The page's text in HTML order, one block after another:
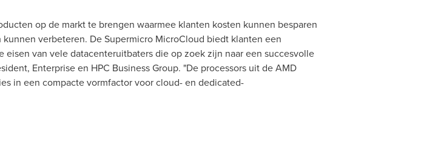
op de markt te brengen waarmee klanten kosten kunnen besparen
verbeteren. De Supermicro MicroCloud biedt klanten een
van vele datacenteruitbaters die op zoek zijn naar een succesvolle
Enterprise en HPC Business Group. "De processors uit de AMD
in een compacte vormfactor voor cloud- en dedicated-